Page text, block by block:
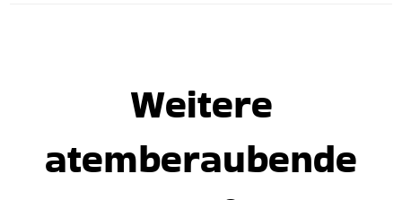
Weitere
atemberaubende